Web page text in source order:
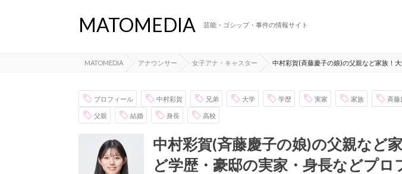
MATOMEDIA 芸能・ゴシップ・事件の情報サイト
MATOMEDIA アナウンサー 女子アナ・キャスター 中村彩賀(斉藤慶子の娘)の父親など家族！
プロフィール 中村彩賀 兄弟 大学 学歴 実家 家族 斉藤
父親 結婚 身長 高校
中村彩賀(斉藤慶子の娘)の父親など
ど学歴・豪邸の実家・身長などプロ